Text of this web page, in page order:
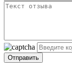
Отправить